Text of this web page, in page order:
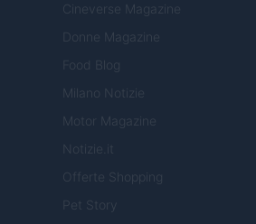
Cineverse Magazine
Donne Magazine
Food Blog
Milano Notizie
Motor Magazine
Notizie.it
Offerte Shopping
Pet Story